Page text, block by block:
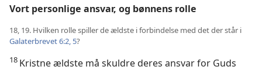
Vort personlige ansvar, og bønnens rolle
18, 19. Hvilken rolle spiller de ældste i forbindelse med det der står i
Galaterbrevet 6:2, 5?
18 Kristne ældste må skuldre deres ansvar for Guds